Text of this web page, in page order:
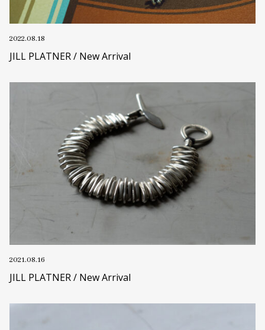
2022.08.18
JILL PLATNER / New Arrival
2021.08.16
JILL PLATNER / New Arrival